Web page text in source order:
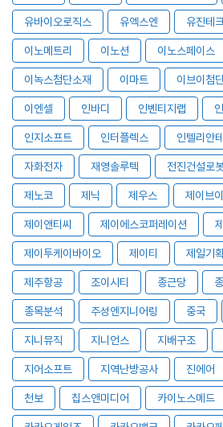
유바이오로직스 유엑스엔 유진테
이노메트리 이노션 이노스페이스
이녹스첨단소재 이마트 이브이첨
이엔셀 인바디 인벤티지랩
인지소프트 인터플렉스 인텔리안
자화전자 재영솔루텍 전진건설로
제노코 제닉 제우스 제이브
제이앤티씨 제이에스코퍼레이션
제이투케이바이오 제이티 제일기획
제주항공 조이시티 종근당
종목분석 주성엔지니어링 중국
지니뮤직 지니언스 지배구조
지어소프트 지역난방공사 진에어
천보 칩스앤미디어 카이노스메드